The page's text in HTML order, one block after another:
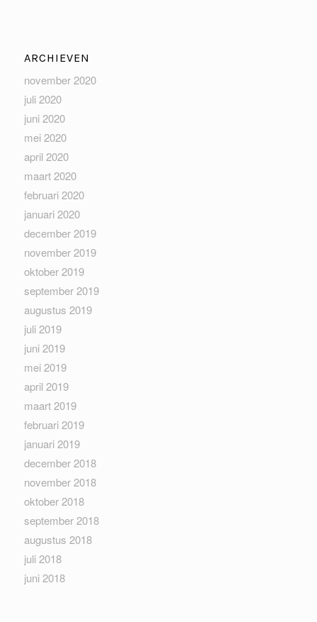
ARCHIEVEN
november 2020
juli 2020
juni 2020
mei 2020
april 2020
maart 2020
februari 2020
januari 2020
december 2019
november 2019
oktober 2019
september 2019
augustus 2019
juli 2019
juni 2019
mei 2019
april 2019
maart 2019
februari 2019
januari 2019
december 2018
november 2018
oktober 2018
september 2018
augustus 2018
juli 2018
juni 2018